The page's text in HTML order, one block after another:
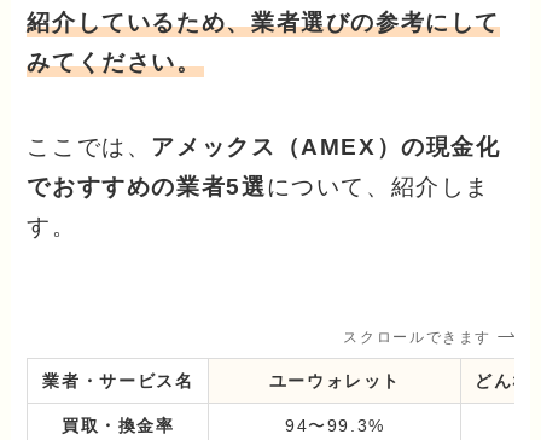
紹介しているため、業者選びの参考にして
みてください。
ここでは、 アメックス（AMEX）の現金化
でおすすめの業者5選について、紹介しま
す。
スクロールできます
業者・サービス名 ユーウォレット どんな
買取・換金率 94〜99.3%